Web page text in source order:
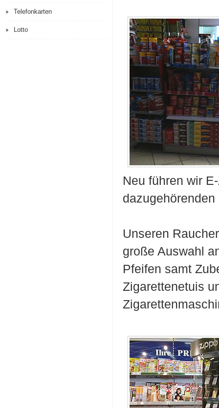
Telefonkarten
Lotto
Neu führen wir
dazugehörenden
Unseren
große Auswahl
Pfeifen samt
Zigarettenetuis